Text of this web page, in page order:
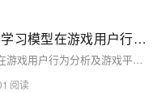
Java 大视界 -- Java 大数据机器学习模型在游戏用户行为分析与游戏平衡优化中的应用（190）
本文探讨了Java大数据与机器学习模型在游戏用户行为分析及游戏平衡优化中的应用。通过数据采集、预处理与聚类分析，开发者可深入洞察玩家行为特征，构建个性化运营策略。同时，利用回归模型优化游戏数值与付费机制，提升游戏公平性与用户体验。